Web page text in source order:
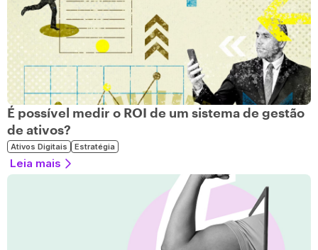
É possível medir o ROI de um sistema de gestão
de ativos?
Ativos Digitais Estratégia
Leia mais